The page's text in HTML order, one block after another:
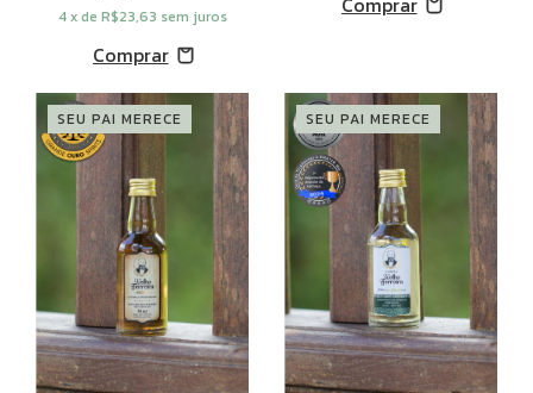
4x de R$23,63 sem juros
SEU PAI MERECE SEU PAI MERECE